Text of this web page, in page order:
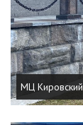
МЦ Кировский